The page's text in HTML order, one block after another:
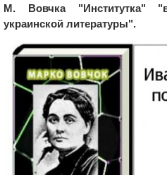
М. Вовчка "Институтка"
украинской литературы".